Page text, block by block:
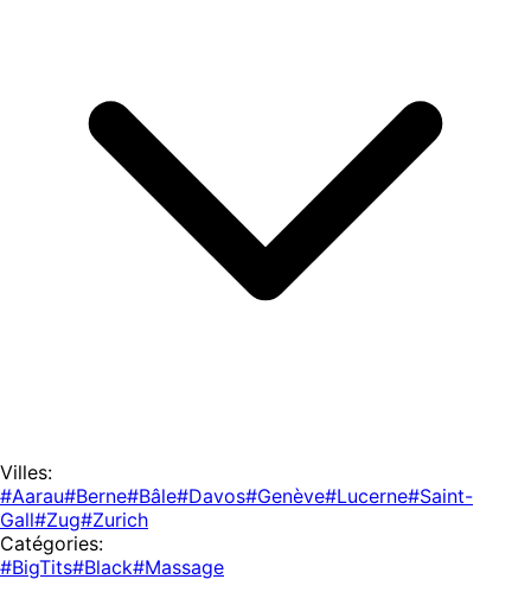
Villes:
#Aarau#Berne#Bâle#Davos#Genève#Lucerne#Saint-
Gall#Zug#Zurich
Catégories:
#BigTits#Black#Massage